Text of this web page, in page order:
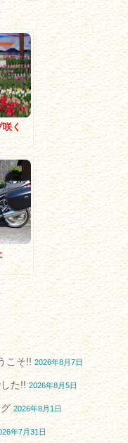
く
こそ!! 2026年8月7日
た!! 2026年8月5日
2026年8月1日
年7月31日